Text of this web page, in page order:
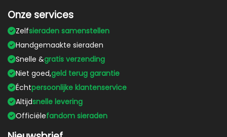
Onze services
Zelfsieraden samenstellen
Handgemaakte sieraden
Snelle &gratis verzending
Niet goed,geld terug garantie
Échtpersoonlijke klantenservice
Altijdsnelle levering
Officiëlefandom sieraden